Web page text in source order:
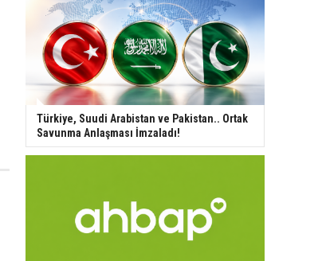
Türkiye, Suudi Arabistan ve Pakistan.. Ortak
Savunma Anlaşması İmzaladı!